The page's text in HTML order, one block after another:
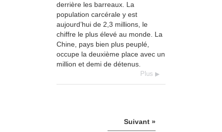
derrière les barreaux. La
population carcérale y est
aujourd’hui de 2,3 millions, le
chiffre le plus élevé au monde. La
Chine, pays bien plus peuplé,
occupe la deuxième place avec un
million et demi de détenus.
Plus
Suivant »